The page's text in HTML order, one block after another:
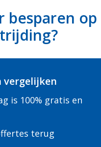
besparen op
vergelijken
is 100% gratis en
terug